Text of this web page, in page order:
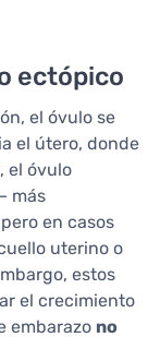
ectópico
el óvulo se
el útero, donde
el óvulo
– más
en casos
uterino o
estos
el crecimiento
embarazo no